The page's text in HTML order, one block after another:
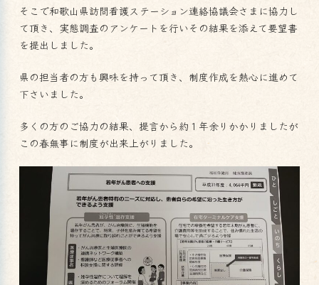
そこで和歌山県訪問看護ステーション連絡協議会さまに協力し
て頂き、実態調査のアンケートを行いその結果を添えて要望書
を提出しました。
県の担当者の方も興味を持って頂き、制度作成を熱心に進めて
下さいました。
多くの方のご協力の結果、提言から約１年余りかかりましたが
この春無事に制度が出来上がりました。